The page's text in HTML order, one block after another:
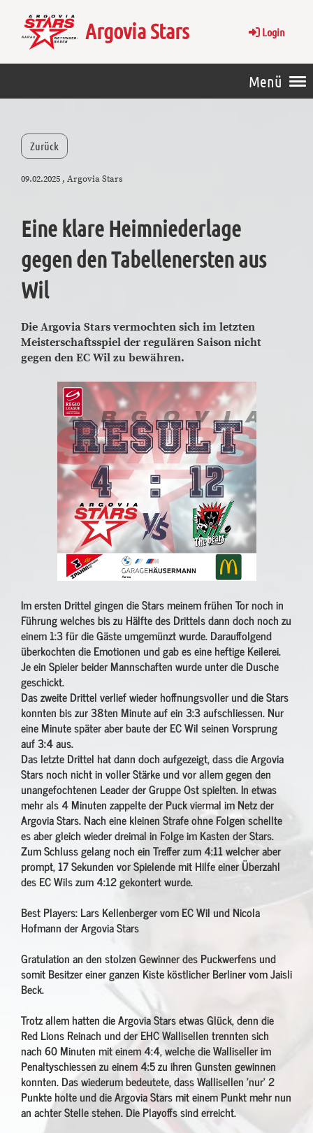
Argovia Stars Login
Menü
Zurück
09.02.2025 , Argovia Stars
Eine klare Heimniederlage
gegen den Tabellenersten aus
Wil
Die Argovia Stars vermochten sich im letzten
Meisterschaftsspiel der regulären Saison nicht
gegen den EC Wil zu bewähren.
Im ersten Drittel gingen die Stars meinem frühen Tor noch in
Führung welches bis zu Hälfte des Drittels dann doch noch zu
einem 1:3 für die Gäste umgemünzt wurde. Darauffolgend
überkochten die Emotionen und gab es eine heftige Keilerei.
Je ein Spieler beider Mannschaften wurde unter die Dusche
geschickt.
Das zweite Drittel verlief wieder hoffnungsvoller und die Stars
konnten bis zur 38ten Minute auf ein 3:3 aufschliessen. Nur
eine Minute später aber baute der EC Wil seinen Vorsprung
auf 3:4 aus.
Das letzte Drittel hat dann doch aufgezeigt, dass die Argovia
Stars noch nicht in voller Stärke und vor allem gegen den
unangefochtenen Leader der Gruppe Ost spielten. In etwas
mehr als 4 Minuten zappelte der Puck viermal im Netz der
Argovia Stars. Nach eine kleinen Strafe ohne Folgen schellte
es aber gleich wieder dreimal in Folge im Kasten der Stars.
Zum Schluss gelang noch ein Treffer zum 4:11 welcher aber
prompt, 17 Sekunden vor Spielende mit Hilfe einer Überzahl
des EC Wils zum 4:12 gekontert wurde.
Best Players: Lars Kellenberger vom EC Wil und Nicola
Hofmann der Argovia Stars
Gratulation an den stolzen Gewinner des Puckwerfens und
somit Besitzer einer ganzen Kiste köstlicher Berliner vom Jaisli
Beck.
Trotz allem hatten die Argovia Stars etwas Glück, denn die
Red Lions Reinach und der EHC Wallisellen trennten sich
nach 60 Minuten mit einem 4:4, welche die Walliseller im
Penaltyschiessen zu einem 4:5 zu ihren Gunsten gewinnen
konnten. Das wiederum bedeutete, dass Wallisellen 'nur' 2
Punkte holte und die Argovia Stars mit einem Punkt mehr nun
an achter Stelle stehen. Die Playoffs sind erreicht.